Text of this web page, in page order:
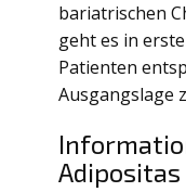
bariatrischen
geht es in
Patienten
Ausgangslage
Adipositas